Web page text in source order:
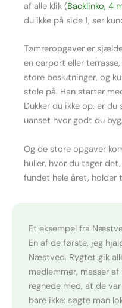
af alle klik (Backlinko, 4
du ikke på side 1, ser
Tømreropgaver er
en carport eller
store beslutninger, og
stole på. Han starter
Dukker du ikke op, er
uanset hvor godt du
Og de store opgaver
huller, hvor du tager
fundet hele året, holder
Et eksempel fra
En af de første, jeg
Næstved. Rygtet gik
medlemmer, masser
regnede med, at de
bare ikke: søgte man